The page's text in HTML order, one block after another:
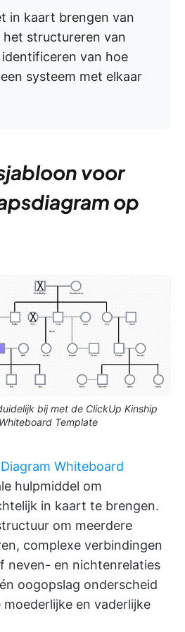
in kaart brengen van
het structureren van
van hoe
systeem met elkaar
voor
op
bij met de ClickUp Kinship
Template
Whiteboard
hulpmiddel om
in kaart te brengen.
om meerdere
complexe verbindingen
neven- en nichtenrelaties
oogopslag onderscheid
en vaderlijke